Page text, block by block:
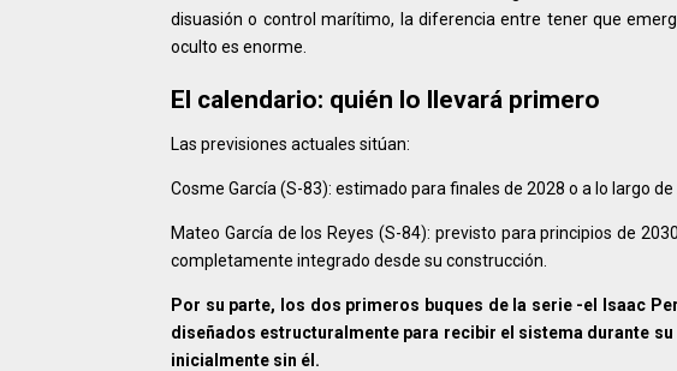
disuasión o control marítimo, la diferencia entre tener que
oculto es enorme.
El calendario: quién lo llevará primero
Las previsiones actuales sitúan:
Cosme García (S-83): estimado para finales de 2028 o a lo largo de
Mateo García de los Reyes (S-84): previsto para principios de
completamente integrado desde su construcción.
Por su parte, los dos primeros buques de la serie -el Isaac
diseñados estructuralmente para recibir el sistema durante
inicialmente sin él.